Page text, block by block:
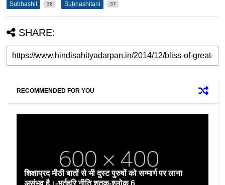
Subhashit 36 Subhashitani 37
SHARE:
RECOMMENDED FOR YOU
शिक्षाप्रद मीठी बातों से भी दुस्ट पुरुषों को सन्मार्ग पर लाना